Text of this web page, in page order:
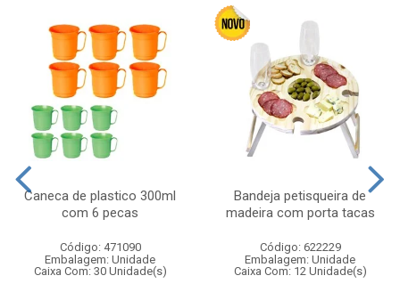
Caneca de plastico 300ml
com 6 pecas
Código: 471090
Embalagem: Unidade
Caixa Com: 30 Unidade(s)
Bandeja petisqueira de
madeira com porta tacas
Código: 622229
Embalagem: Unidade
Caixa Com: 12 Unidade(s)